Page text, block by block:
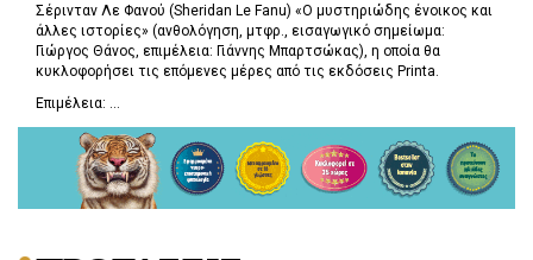
Σέρινταν Λε Φανού (Sheridan Le Fanu) «Ο μυστηριώδης ένοικος και
άλλες ιστορίες» (ανθολόγηση, μτφρ., εισαγωγικό σημείωμα:
Γιώργος Θάνος, επιμέλεια: Γιάννης Μπαρτσώκας), η οποία θα
κυκλοφορήσει τις επόμενες μέρες από τις εκδόσεις Printa.
Επιμέλεια: ...